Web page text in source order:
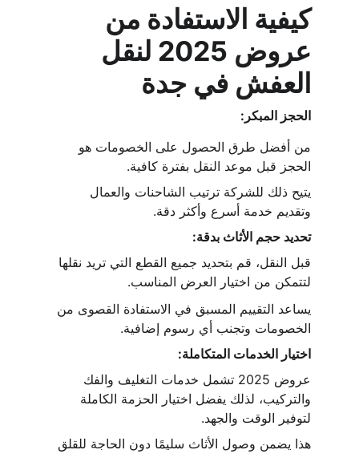
كيفية الاستفادة من
عروض 2025 لنقل
العفش في جدة
الحجز المبكر:
من أفضل طرق الحصول على الخصومات هو
الحجز قبل موعد النقل بفترة كافية.
يتيح ذلك للشركة ترتيب الشاحنات والعمال
وتقديم خدمة أسرع وأكثر دقة.
تحديد حجم الأثاث بدقة:
قبل النقل، قم بتحديد جميع القطع التي تريد نقلها
لتتمكن من اختيار العرض المناسب.
يساعد التقييم المسبق في الاستفادة القصوى من
الخصومات وتجنب أي رسوم إضافية.
اختيار الخدمات المتكاملة:
عروض 2025 تشمل خدمات التغليف والفك
والتركيب، لذلك يفضل اختيار الحزمة الكاملة
لتوفير الوقت والجهد.
هذا يضمن وصول الأثاث سليمًا دون الحاجة للقلق